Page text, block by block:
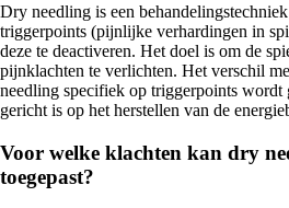
Dry needling is een
triggerpoints (pijnlijke verhardingen in
deze te deactiveren. Het doel is om de
pijnklachten te verlichten. Het verschil
needling specifiek op triggerpoints
gericht is op het herstellen van de
Voor welke klachten kan dry
toegepast?